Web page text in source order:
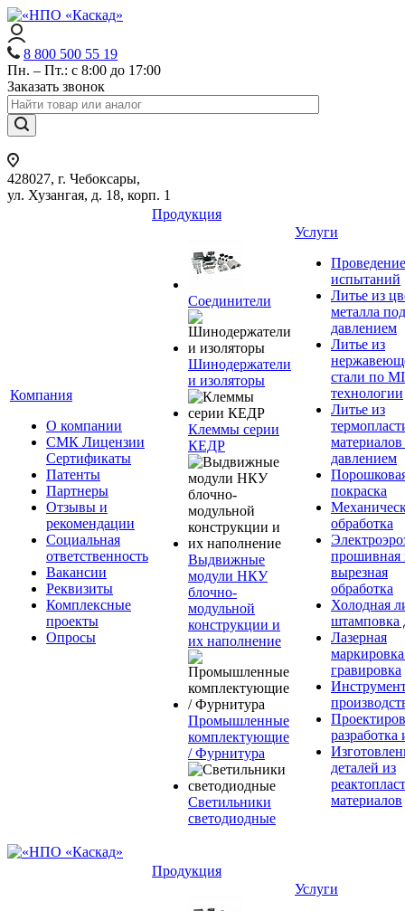
8 800 500 55 19
Пн. – Пт.: с 8:00 до 17:00
Заказать звонок
428027, г. Чебоксары,
ул. Хузангая, д. 18, корп. 1
Компания
О компании
СМК Лицензии
Сертификаты
Патенты
Партнеры
Отзывы и
рекомендации
Социальная
ответственность
Вакансии
Реквизиты
Комплексные
проекты
Опросы
Продукция
Соединители
Шинодержатели
и изоляторы
Клеммы серии
КЕДР
Выдвижные
модули НКУ
блочно-
модульной
конструкции и
их наполнение
Промышленные
комплектующие
/ Фурнитура
Светильники
светодиодные
Услуги
Проведение
испытаний
Литье из
металла под
давлением
Литье из
стали по
технологии
Литье из
давлением
покраска
обработка
прошивная
вырезная
обработка
Холодная
штамповка
Лазерная
гравировка
разработка
деталей из
материалов
Продукция
Услуги